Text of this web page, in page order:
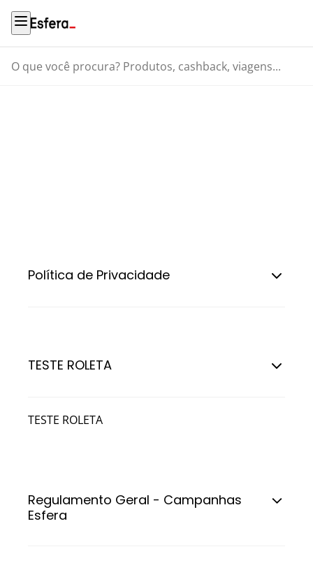
O que você procura? Produtos, cashback, viagens...
Política de Privacidade
TESTE ROLETA
TESTE ROLETA
Regulamento Geral - Campanhas
Esfera